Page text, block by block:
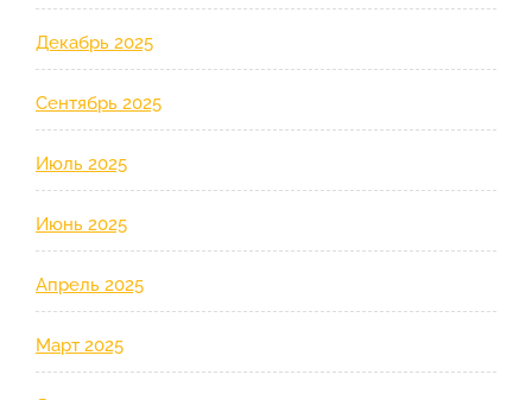
Декабрь 2025
Сентябрь 2025
Июль 2025
Июнь 2025
Апрель 2025
Март 2025